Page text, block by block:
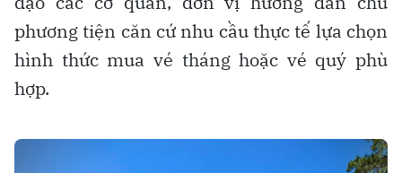
phương tiện căn cứ nhu cầu thực tế lựa chọn
hình thức mua vé tháng hoặc vé quý phù
hợp.